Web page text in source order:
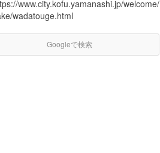
www.city.kofu.yamanashi.jp/welcome/
wadatouge.html
Googleで検索